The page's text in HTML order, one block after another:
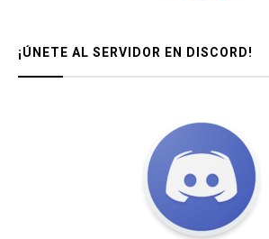
¡ÚNETE AL SERVIDOR EN DISCORD!